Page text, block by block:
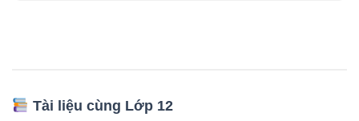
Tài liệu cùng Lớp 12